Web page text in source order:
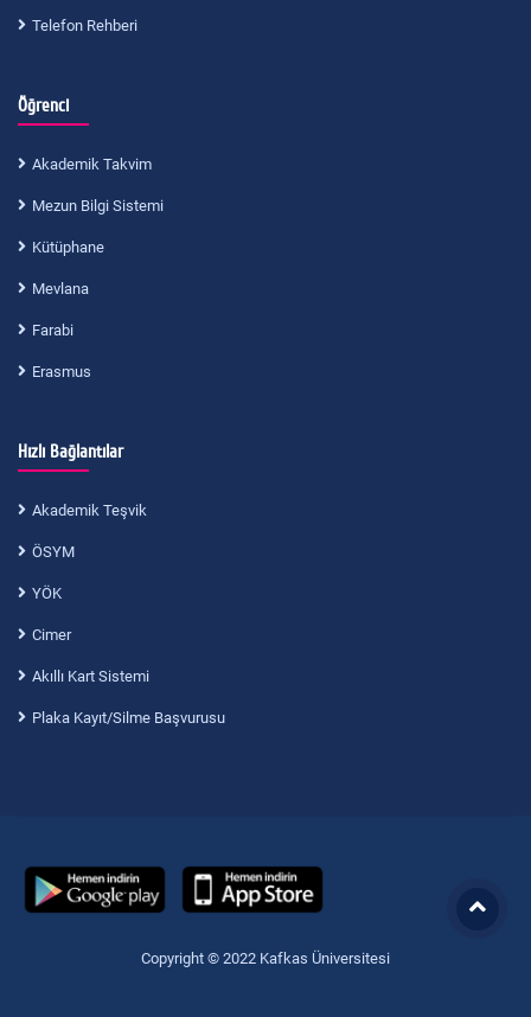
Telefon Rehberi
Öğrenci
Akademik Takvim
Mezun Bilgi Sistemi
Kütüphane
Mevlana
Farabi
Erasmus
Hızlı Bağlantılar
Akademik Teşvik
ÖSYM
YÖK
Cimer
Akıllı Kart Sistemi
Plaka Kayıt/Silme Başvurusu
Copyright © 2022 Kafkas Üniversitesi